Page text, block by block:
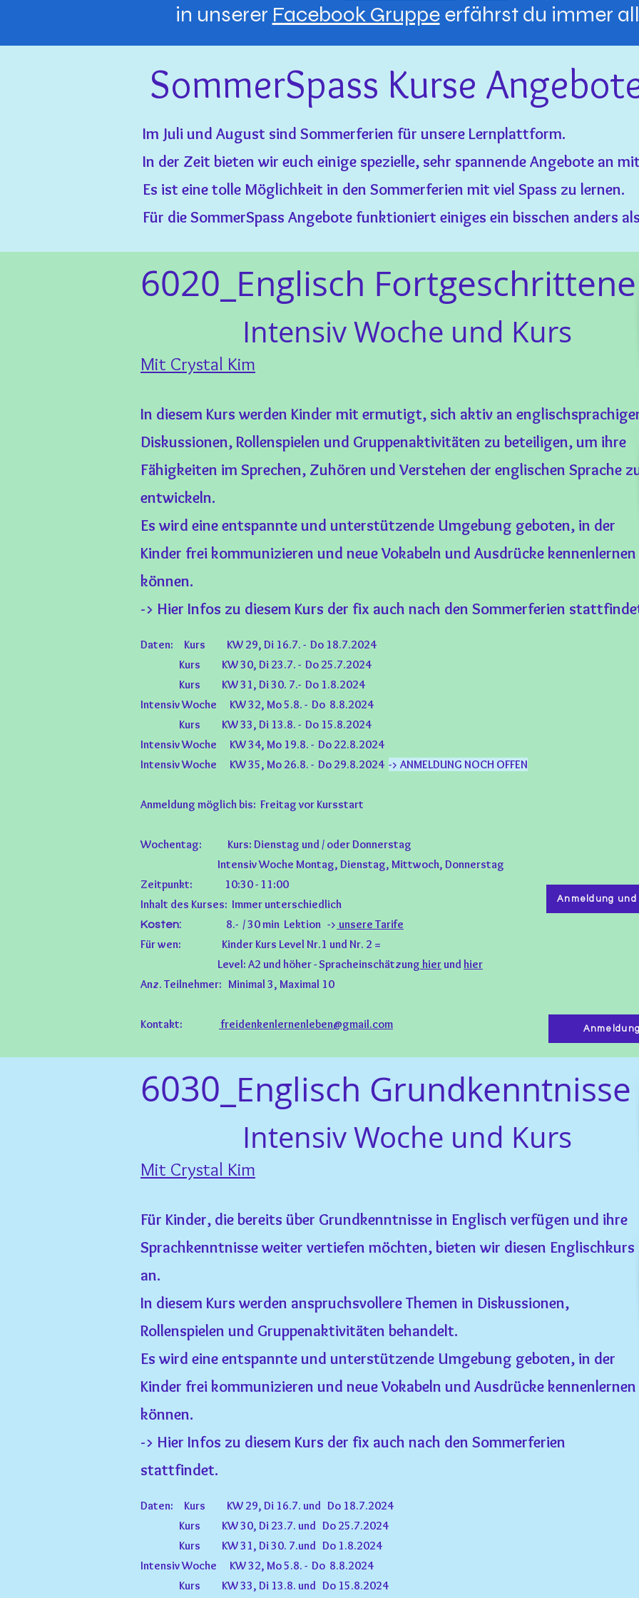
in unserer Facebook Gruppeerfährst du immer
SommerSpass Kurse
Im Juli und August sind Sommerferien für unsere Lernplattform.
In der Zeit bieten wir euch einige spezielle, sehr spannende Angebote an
Es ist eine tolle Möglichkeit in den Sommerferien mit viel Spass zu lernen.
Für die SommerSpass Angebote funktioniert einiges ein bisschen anders
6020_ Englisch Fortgeschrittene
Intensiv Woche und Kurs
Mit Crystal Kim
In diesem Kurs werden Kinder mit ermutigt, sich aktiv an
Diskussionen, Rollenspielen und Gruppenaktivitäten zu beteiligen, um ihre
Fähigkeiten im Sprechen, Zuhören und Verstehen der englischen Sprache
entwickeln.
Es wird eine entspannte und unterstützende Umgebung geboten, in der
Kinder frei kommunizieren und neue Vokabeln und Ausdrücke kennenlernen
können.
-> Hier Infos zu diesem Kurs der fix auch nach den Sommerferien
Daten: Kurs KW 29, Di 16.7. - Do 18.7.2024
Kurs KW 30, Di 23.7. - Do 25.7.2024
Kurs KW 31, Di 30. 7.- Do 1.8.2024
Intensiv Woche KW 32, Mo 5.8. - Do 8.8.2024
Kurs KW 33, Di 13.8. - Do 15.8.2024
Intensiv Woche KW 34, Mo 19.8. - Do 22.8.2024
Intensiv Woche KW 35, Mo 26.8. - Do 29.8.2024 -> ANMELDUNG NOCH OFFEN
Anmeldung möglich bis: Freitag vor Kursstart
Wochentag: Kurs: Dienstag und / oder Donnerstag
Intensiv Woche Montag, Dienstag, Mittwoch, Donnerstag
Zeitpunkt: 10:30 - 11:00
Inhalt des Kurses: Immer unterschiedlich
Kosten: 8.- / 30 min Lektion -> unsere Tarife
Für wen: Kinder Kurs Level Nr.1 und Nr. 2 =
Level: A2 und höher - Spracheinschätzung hierund hier
Anz. Teilnehmer: Minimal 3, Maximal 10
Kontakt: freidenkenlernenleben@gmail.com
Anmeldung
6030_ Englisch Grundkenntnisse
Intensiv Woche und Kurs
Mit Crystal Kim
Für Kinder, die bereits über Grundkenntnisse in Englisch verfügen und ihre
Sprachkenntnisse weiter vertiefen möchten, bieten wir diesen Englischkurs
an.
In diesem Kurs werden anspruchsvollere Themen in Diskussionen,
Rollenspielen und Gruppenaktivitäten behandelt.
Es wird eine entspannte und unterstützende Umgebung geboten, in der
Kinder frei kommunizieren und neue Vokabeln und Ausdrücke kennenlernen
können.
-> Hier Infos zu diesem Kurs der fix auch nach den Sommerferien
stattfindet.
Daten: Kurs KW 29, Di 16.7. und Do 18.7.2024
Kurs KW 30, Di 23.7. und Do 25.7.2024
Kurs KW 31, Di 30. 7.und Do 1.8.2024
Intensiv Woche KW 32, Mo 5.8. - Do 8.8.2024
Kurs KW 33, Di 13.8. und Do 15.8.2024